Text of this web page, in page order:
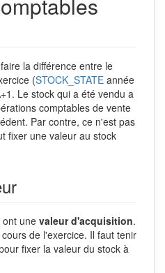
la différence entre le
(STOCK_STATE année
Le stock qui a été vendu a
comptables de vente
Par contre, ce n'est pas
fixer une valeur au stock
ont une valeur d'acquisition.
de l'exercice. Il faut tenir
fixer la valeur du stock à